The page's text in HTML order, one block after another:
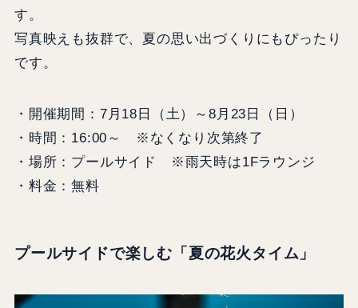
す。
写真映えも抜群で、夏の思い出づくりにもぴったり
です。
・開催期間：7月18日（土）～8月23日（日）
・時間：16:00～ ※なくなり次第終了
・場所：プールサイド ※雨天時は1Fラウンジ
・料金：無料
プールサイドで楽しむ「夏の花火タイム」